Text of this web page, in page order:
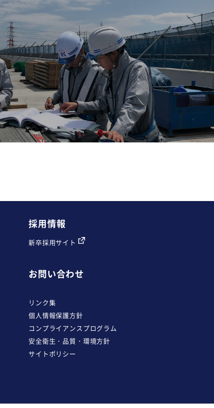
採用情報
新卒採用サイト
お問い合わせ
リンク集
個人情報保護方針
コンプライアンスプログラム
安全衛生・品質・環境方針
サイトポリシー